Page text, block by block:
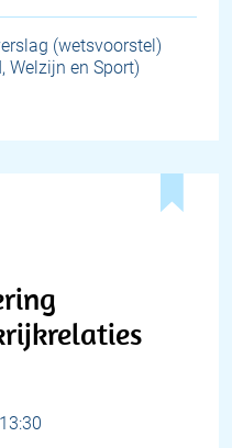
(wetsvoorstel)
Welzijn en Sport)
13:30